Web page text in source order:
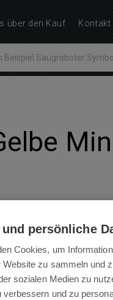
über den Kauf Kontakt
persönliche
Cookies, um
Website zu sammeln und
sozialen Medien zu
verbessern und zu